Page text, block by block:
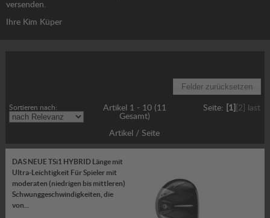
versenden.
Ihre Kim Küper
Sortieren nach:
Artikel 1 - 10 (11
Gesamt)
Artikel / Seite
Seite: [1] [2] last
DAS NEUE TSi1 HYBRID Länge mit
Ultra-Leichtigkeit Für Spieler mit
moderaten (niedrigen bis mittleren)
Schwunggeschwindigkeiten, die
von...